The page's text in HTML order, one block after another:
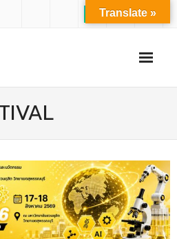
องคณะ
Translate »